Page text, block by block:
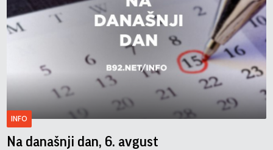
INFO
Na današnji dan, 6. avgust